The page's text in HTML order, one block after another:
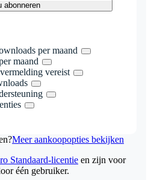
abonneren
per maand
maand
vereist
Meer aankoopopties bekijken
Standaard-licentie en zijn voor
één gebruiker.